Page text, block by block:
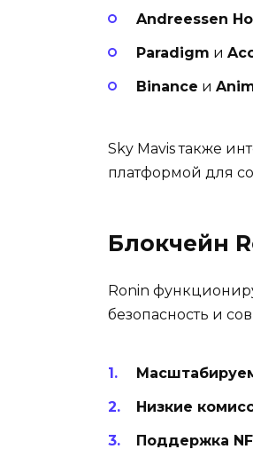
Andreessen
Paradigm и
Binance и
Sky Mavis также
платформой для
Блокчейн
Ronin
безопасность и
Низкие
Поддержка